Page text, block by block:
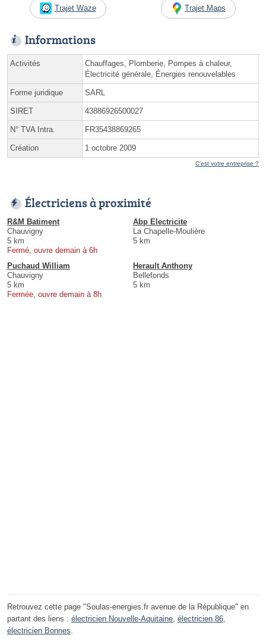
Trajet Waze Trajet Maps
Informations
Activités
Chauffages, Plomberie, Pompes à chaleur,
Électricité générale, Énergies renouvelables
Forme juridique SARL
SIRET 43886926500027
N° TVA Intra. FR35438869265
Création 1 octobre 2009
C'est votre entreprise ?
Électriciens à proximité
R&M Batiment
Chauvigny
5 km
Fermé, ouvre demain à 6h
Abp Electricite
La Chapelle-Moulière
5 km
Puchaud William
Chauvigny
5 km
Fermée, ouvre demain à 8h
Herault Anthony
Bellefonds
5 km
Retrouvez cette page "Soulas-energies.fr avenue de la République" en
partant des liens : électricien Nouvelle-Aquitaine, électricien 86,
électricien Bonnes.